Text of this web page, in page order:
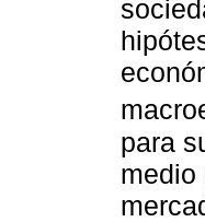
para
medio